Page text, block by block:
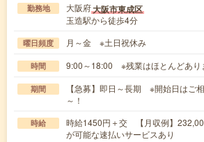
勤務地 大阪府大阪市東成区
玉造駅から徒歩4分
曜日頻度 月～金 ※土日祝休み
時間 9:00～18:00 ※残業はほとんどあり
期間
【急募】即日～長期 ※開始日はご
～！
時給
時給1450円＋交 【月収例】
が可能な速払いサービスあり